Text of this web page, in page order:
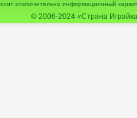
исключительно информационный
© 2006-2024 «Страна